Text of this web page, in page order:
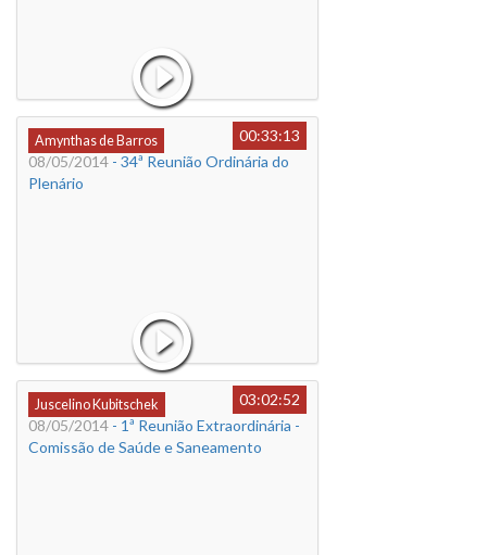
Amynthas de Barros
00:33:13
08/05/2014 - 34ª Reunião Ordinária do
Plenário
Juscelino Kubitschek
03:02:52
08/05/2014 - 1ª Reunião Extraordinária -
Comissão de Saúde e Saneamento